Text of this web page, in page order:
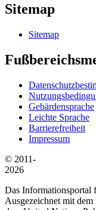
Sitemap
Sitemap
Gebärdensprache
Leichte Sprache
Barrierefreiheit
Impressum
© 2011-
2026
Das Informationsportal
Ausgezeichnet mit